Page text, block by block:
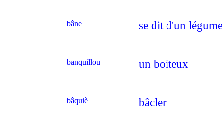
bâne se dit d'un
banquillou un boiteux
bâquiè bâcler